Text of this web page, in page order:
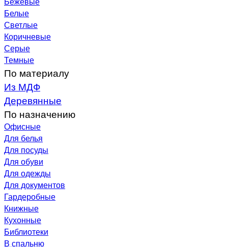
Белые
Светлые
Коричневые
Серые
Темные
По материалу
Из МДФ
Деревянные
По назначению
Офисные
Для белья
Для посуды
Для обуви
Для одежды
Для документов
Гардеробные
Книжные
Кухонные
Библиотеки
В спальню